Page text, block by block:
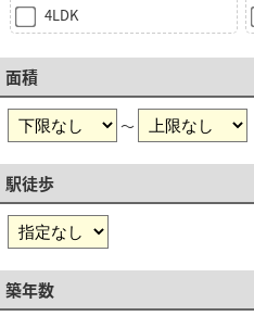
4LDK
面積
～
駅徒歩
築年数